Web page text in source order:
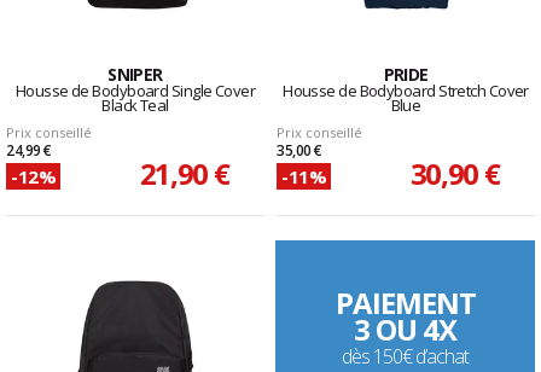
SNIPER
Housse de Bodyboard Single Cover
Black Teal
Prix conseillé
24,99 €
-12% 21,90 €
PRIDE
Housse de Bodyboard Stretch Cover
Blue
Prix conseillé
35,00 €
-11% 30,90 €
PAIEMENT
3 OU 4X
dès 150€ d’achat